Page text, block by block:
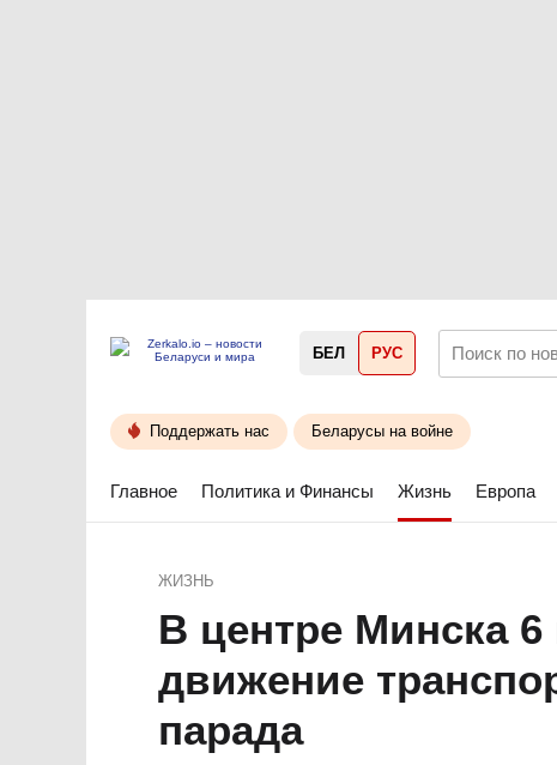
БЕЛ РУС
Поддержать нас Беларусы на войне
Главное Политика и Финансы Жизнь Европа
ЖИЗНЬ
В центре Минска 6
движение
парада